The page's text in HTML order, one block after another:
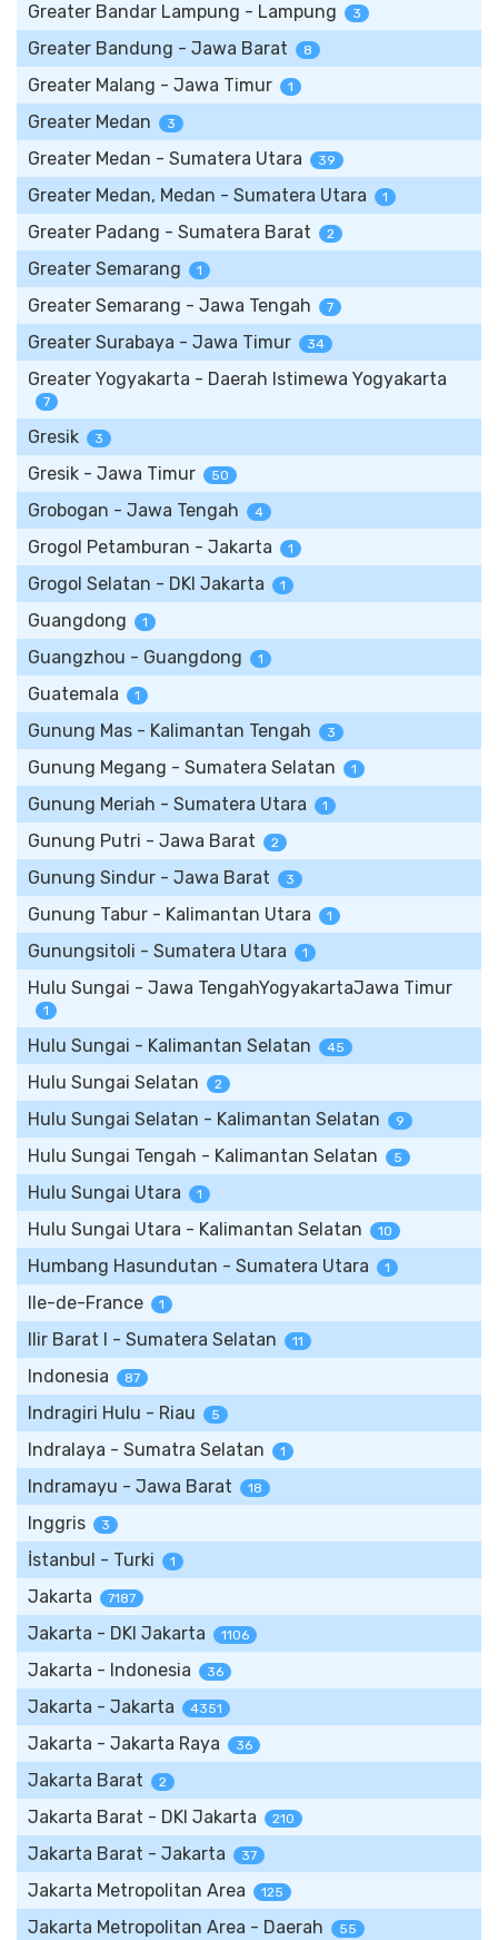
Greater Bandar Lampung - Lampung 3
Greater Bandung - Jawa Barat 8
Greater Malang - Jawa Timur 1
Greater Medan 3
Greater Medan - Sumatera Utara 39
Greater Medan, Medan - Sumatera Utara 1
Greater Padang - Sumatera Barat 2
Greater Semarang 1
Greater Semarang - Jawa Tengah 7
Greater Surabaya - Jawa Timur 34
Greater Yogyakarta - Daerah Istimewa Yogyakarta
7
Gresik 3
Gresik - Jawa Timur 50
Grobogan - Jawa Tengah 4
Grogol Petamburan - Jakarta 1
Grogol Selatan - DKI Jakarta 1
Guangdong 1
Guangzhou - Guangdong 1
Guatemala 1
Gunung Mas - Kalimantan Tengah 3
Gunung Megang - Sumatera Selatan 1
Gunung Meriah - Sumatera Utara 1
Gunung Putri - Jawa Barat 2
Gunung Sindur - Jawa Barat 3
Gunung Tabur - Kalimantan Utara 1
Gunungsitoli - Sumatera Utara 1
Hulu Sungai - Jawa TengahYogyakartaJawa Timur
1
Hulu Sungai - Kalimantan Selatan 45
Hulu Sungai Selatan 2
Hulu Sungai Selatan - Kalimantan Selatan 9
Hulu Sungai Tengah - Kalimantan Selatan 5
Hulu Sungai Utara 1
Hulu Sungai Utara - Kalimantan Selatan 10
Humbang Hasundutan - Sumatera Utara 1
Ile-de-France 1
Ilir Barat I - Sumatera Selatan 11
Indonesia 87
Indragiri Hulu - Riau 5
Indralaya - Sumatra Selatan 1
Indramayu - Jawa Barat 18
Inggris 3
İstanbul - Turki 1
Jakarta 7187
Jakarta - DKI Jakarta 1106
Jakarta - Indonesia 36
Jakarta - Jakarta 4351
Jakarta - Jakarta Raya 36
Jakarta Barat 2
Jakarta Barat - DKI Jakarta 210
Jakarta Barat - Jakarta 37
Jakarta Metropolitan Area 125
Jakarta Metropolitan Area - Daerah 55